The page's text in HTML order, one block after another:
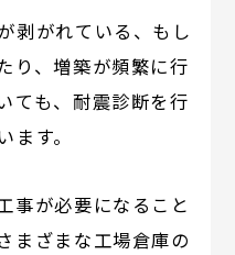
剥がれている、もし
り、増築が頻繁に行
ても、耐震診断を行
す。
事が必要になること
まざまな工場倉庫の